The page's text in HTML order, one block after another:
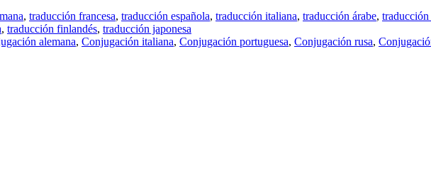
, traducción francesa, traducción española, traducción italiana, traducción árabe, traducción
, traducción finlandés, traducción japonesa
alemana, Conjugación italiana, Conjugación portuguesa, Conjugación rusa,